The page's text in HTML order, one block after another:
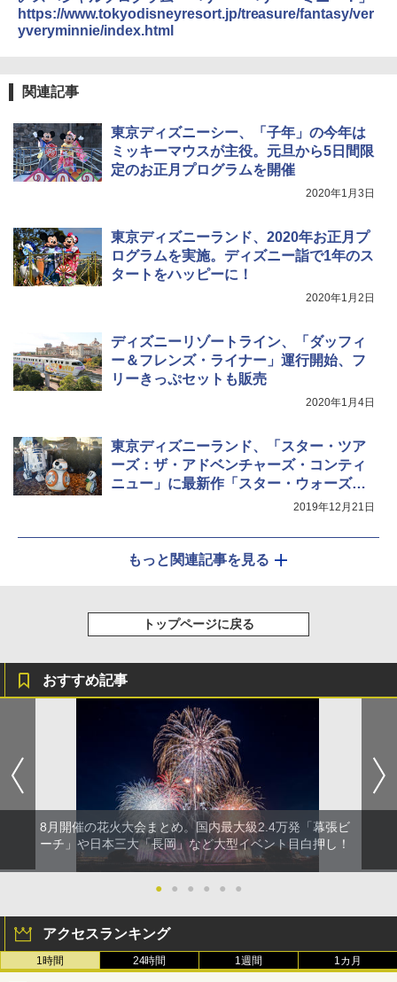
https://www.tokyodisneyresort.jp/treasure/fantasy/ver
yveryminnie/index.html
関連記事
東京ディズニーシー、「子年」の今年は
ミッキーマウスが主役。元旦から5日間限
定のお正月プログラムを開催
2020年1月3日
東京ディズニーランド、2020年お正月プ
ログラムを実施。ディズニー詣で1年のス
タートをハッピーに！
2020年1月2日
ディズニーリゾートライン、「ダッフィ
ー＆フレンズ・ライナー」運行開始、フ
リーきっぷセットも販売
2020年1月4日
東京ディズニーランド、「スター・ツア
ーズ：ザ・アドベンチャーズ・コンティ
ニュー」に最新作「スター・ウォーズ／
スカイウォーカーの夜明け」のシーン追
2019年12月21日
もっと関連記事を見る
トップページに戻る
おすすめ記事
8月開催の花火大会まとめ。国内最大級2.4万発「幕張ビ
ーチ」や日本三大「長岡」など大型イベント目白押し！
● ● ● ● ● ●
アクセスランキング
1時間 24時間 1週間 1カ月